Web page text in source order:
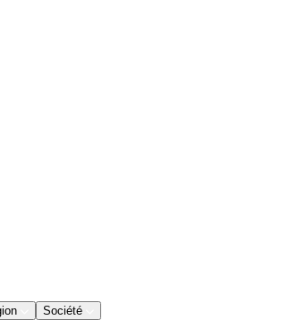
Société